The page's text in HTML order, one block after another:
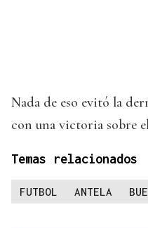
Nada de eso evitó la
con una victoria sobre
Temas relacionados
FUTBOL ANTELA